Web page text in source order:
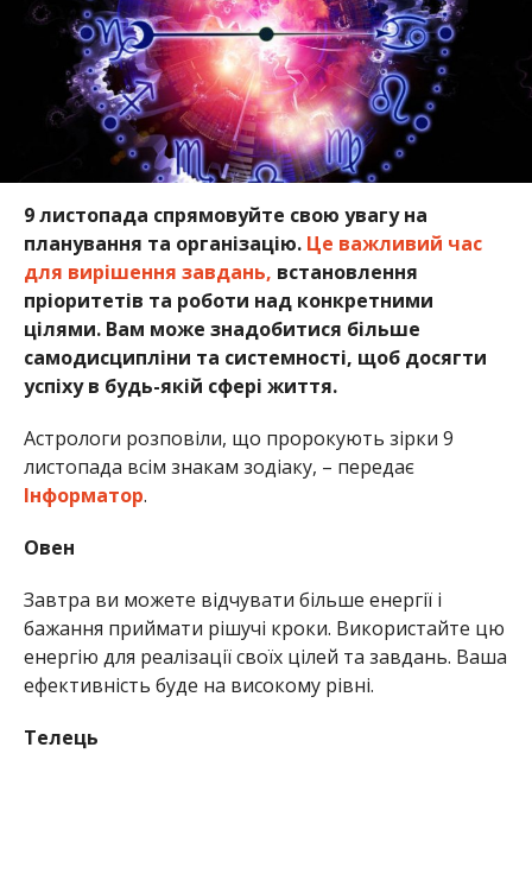
9 листопада спрямовуйте свою увагу на
планування та організацію. Це важливий час
для вирішення завдань, встановлення
пріоритетів та роботи над конкретними
цілями. Вам може знадобитися більше
самодисципліни та системності, щоб досягти
успіху в будь-якій сфері життя.
Астрологи розповіли, що пророкують зірки 9
листопада всім знакам зодіаку, – передає
Інформатор.
Овен
Завтра ви можете відчувати більше енергії і
бажання приймати рішучі кроки. Використайте цю
енергію для реалізації своїх цілей та завдань. Ваша
ефективність буде на високому рівні.
Телець